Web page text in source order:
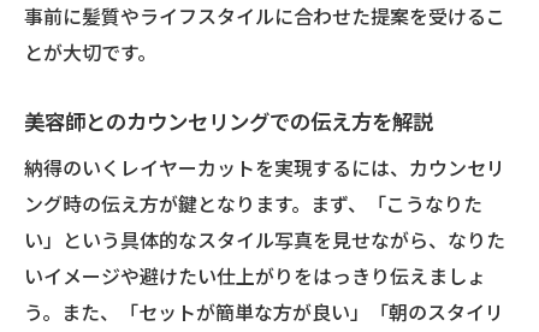
事前に髪質やライフスタイルに合わせた提案を受けるこ
とが大切です。
美容師とのカウンセリングでの伝え方を解説
納得のいくレイヤーカットを実現するには、カウンセリ
ング時の伝え方が鍵となります。まず、「こうなりた
い」という具体的なスタイル写真を見せながら、なりた
いイメージや避けたい仕上がりをはっきり伝えましょ
う。また、「セットが簡単な方が良い」「朝のスタイリ